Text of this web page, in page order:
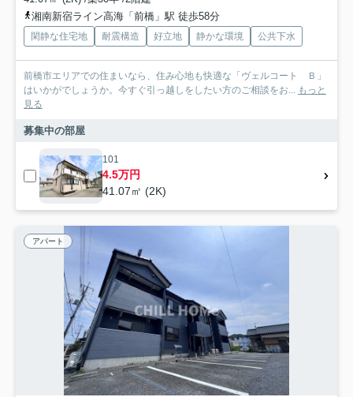
湘南新宿ライン高海「前橋」駅 徒歩58分
閑静な住宅地 耐震構造 好立地 静かな環境 公共下水
前橋市エリアでの住まいなら、住み心地も快適な「ヴェルコート Ｂ」
はいかがでしょうか。今すぐ引っ越しをしたい方のご相談をお... もっと
見る
募集中の部屋
101
4.5万円
41.07㎡ (2K)
アパート